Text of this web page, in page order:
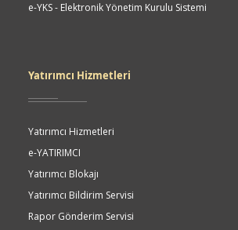
e-YKS - Elektronik Yönetim Kurulu Sistemi
Yatırımcı Hizmetleri
Yatırımcı Hizmetleri
e-YATIRIMCI
Yatırımcı Blokajı
Yatırımcı Bildirim Servisi
Rapor Gönderim Servisi